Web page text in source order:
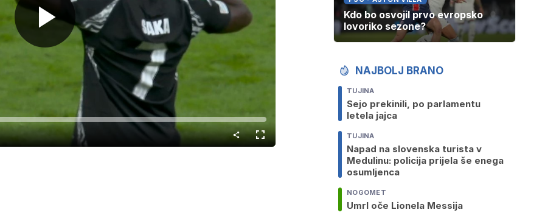
Predvajaj
Celozaslonski
način
Kdo bo osvojil prvo evropsko
lovoriko sezone?
NAJBOLJ BRANO
TUJINA
Sejo prekinili, po parlamentu
letela jajca
TUJINA
Napad na slovenska turista v
Medulinu: policija prijela še enega
osumljenca
NOGOMET
Umrl oče Lionela Messija